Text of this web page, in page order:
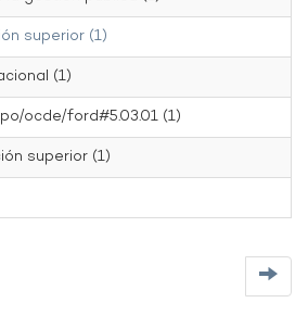
superior (1)
(1)
ocde/ford#5.03.01 (1)
superior (1)